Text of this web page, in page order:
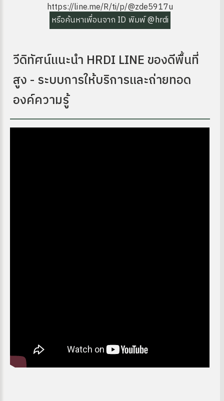
https://line.me/R/ti/p/@zde5917u
หรือค้นหาเพื่อนจาก ID พิมพ์ @hrdi
วีดิทัศน์แนะนำ HRDI LINE ของดีพื้นที่
สูง - ระบบการให้บริการและถ่ายทอด
องค์ความรู้